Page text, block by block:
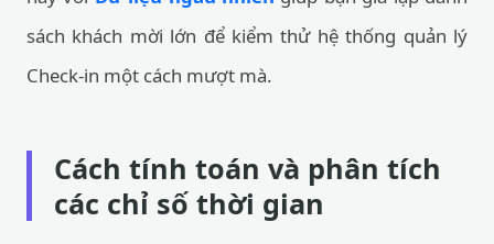
sách khách mời lớn để kiểm thử hệ thống quản lý
Check-in một cách mượt mà.
Cách tính toán và phân tích
các chỉ số thời gian